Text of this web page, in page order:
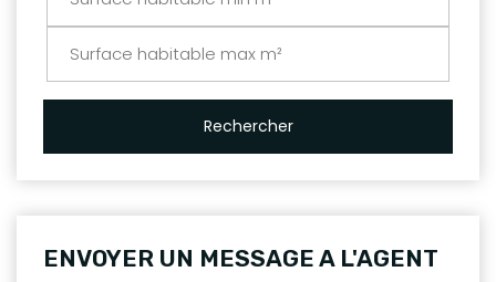
Rechercher
ENVOYER UN MESSAGE A L'AGENT